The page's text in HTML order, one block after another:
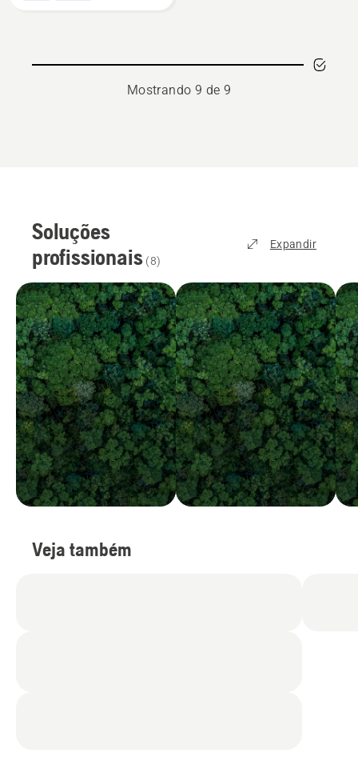
Mostrando 9 de 9
Soluções
profissionais (8)
Expandir
Veja também